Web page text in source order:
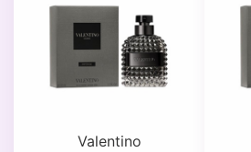
Valentino